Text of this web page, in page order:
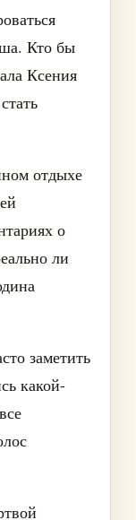
Кто бы
Ксения
отдыхе
о
ли
заметить
какой-